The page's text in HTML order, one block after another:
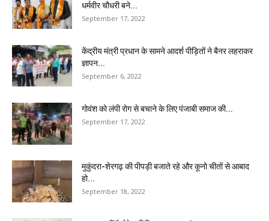
धर्मवीर चौधरी बने...
September 17, 2022
केंद्रीय मंत्री प्रधान के सामने आदर्श पीड़ितों ने बैनर लहराकर
ज्ञापन...
September 6, 2022
गोवंश को लंपी रोग से बचाने के लिए पंजाबी समाज की...
September 17, 2022
मुकुंदरा-शेरगढ़ की पीपड़ी बजाते रहे और कूनो चीतों से आबाद
हो...
September 18, 2022